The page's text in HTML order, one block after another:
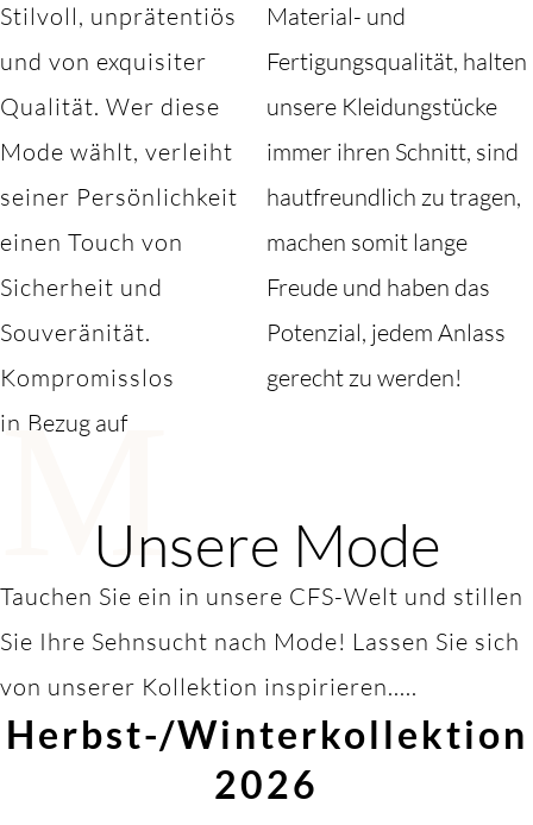
Stilvoll, unprätentiös
und von exquisiter
Qualität. Wer diese
Mode wählt, verleiht
seiner Persönlichkeit
einen Touch von
Sicherheit und
Souveränität.
Kompromisslos
in Bezug auf
Material- und
Fertigungsqualität, halten
unsere Kleidungstücke
immer ihren Schnitt, sind
hautfreundlich zu tragen,
machen somit lange
Freude und haben das
Potenzial, jedem Anlass
gerecht zu werden!
MUnsere Mode
Tauchen Sie ein in unsere CFS-Welt und stillen
Sie Ihre Sehnsucht nach Mode! Lassen Sie sich
von unserer Kollektion inspirieren.....
Herbst-/Winterkollektion
2026